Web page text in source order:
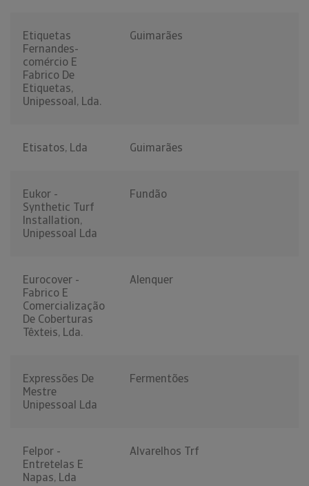
Etiquetas
Fernandes-
comércio E
Fabrico De
Etiquetas,
Unipessoal, Lda.
Guimarães
Etisatos, Lda Guimarães
Eukor -
Synthetic Turf
Installation,
Unipessoal Lda
Fundão
Eurocover -
Fabrico E
Comercialização
De Coberturas
Têxteis, Lda.
Alenquer
Expressões De
Mestre
Unipessoal Lda
Fermentões
Felpor -
Entretelas E
Napas, Lda
Alvarelhos Trf